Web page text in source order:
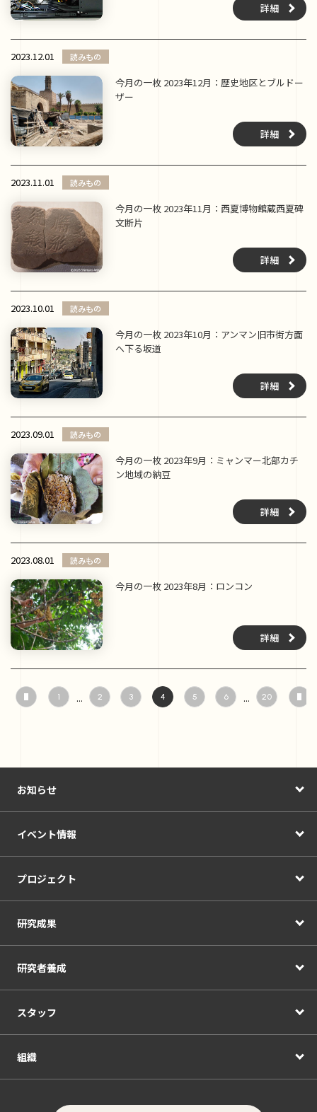
詳細
2023.12.01 読みもの
今月の一枚 2023年12月：歴史地区とブルドー
ザー
詳細
2023.11.01 読みもの
今月の一枚 2023年11月：西夏博物館蔵西夏碑
文断片
詳細
2023.10.01 読みもの
今月の一枚 2023年10月：アンマン旧市街方面
へ下る坂道
詳細
2023.09.01 読みもの
今月の一枚 2023年9月：ミャンマー北部カチ
ン地域の納豆
詳細
2023.08.01 読みもの
今月の一枚 2023年8月：ロンコン
詳細
1 ... 2 3 4 5 6 ... 20
お知らせ
イベント情報
プロジェクト
研究成果
研究者養成
スタッフ
組織